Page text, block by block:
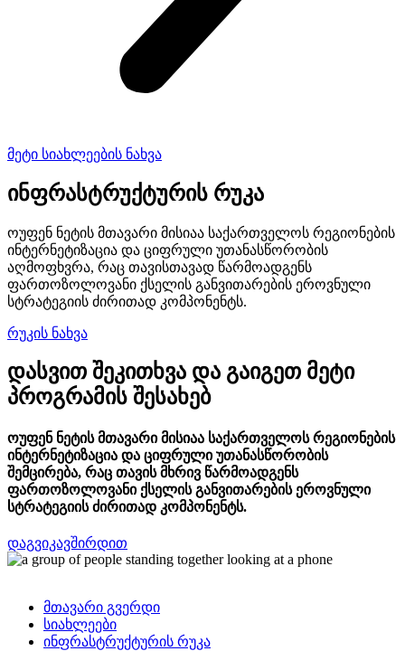
მეტი სიახლეების ნახვა
ინფრასტრუქტურის რუკა
ოუფენ ნეტის მთავარი მისიაა საქართველოს რეგიონების
ინტერნეტიზაცია და ციფრული უთანასწორობის
აღმოფხვრა, რაც თავისთავად წარმოადგენს
ფართოზოლოვანი ქსელის განვითარების ეროვნული
სტრატეგიის ძირითად კომპონენტს.
რუკის ნახვა
დასვით შეკითხვა და გაიგეთ მეტი
პროგრამის შესახებ
ოუფენ ნეტის მთავარი მისიაა საქართველოს რეგიონების
ინტერნეტიზაცია და ციფრული უთანასწორობის
შემცირება, რაც თავის მხრივ წარმოადგენს
ფართოზოლოვანი ქსელის განვითარების ეროვნული
სტრატეგიის ძირითად კომპონენტს.
დაგვიკავშირდით
მთავარი გვერდი
სიახლეები
ინფრასტრუქტურის რუკა